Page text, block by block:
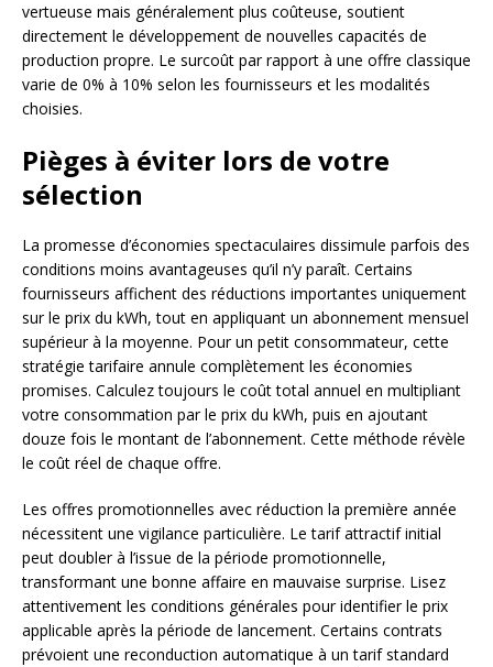
vertueuse mais généralement plus coûteuse, soutient
directement le développement de nouvelles capacités de
production propre. Le surcoût par rapport à une offre classique
varie de 0% à 10% selon les fournisseurs et les modalités
choisies.
Pièges à éviter lors de votre
sélection
La promesse d’économies spectaculaires dissimule parfois des
conditions moins avantageuses qu’il n’y paraît. Certains
fournisseurs affichent des réductions importantes uniquement
sur le prix du kWh, tout en appliquant un abonnement mensuel
supérieur à la moyenne. Pour un petit consommateur, cette
stratégie tarifaire annule complètement les économies
promises. Calculez toujours le coût total annuel en multipliant
votre consommation par le prix du kWh, puis en ajoutant
douze fois le montant de l’abonnement. Cette méthode révèle
le coût réel de chaque offre.
Les offres promotionnelles avec réduction la première année
nécessitent une vigilance particulière. Le tarif attractif initial
peut doubler à l’issue de la période promotionnelle,
transformant une bonne affaire en mauvaise surprise. Lisez
attentivement les conditions générales pour identifier le prix
applicable après la période de lancement. Certains contrats
prévoient une reconduction automatique à un tarif standard